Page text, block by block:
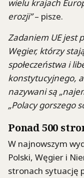
wielu krajach
erozji”– pisze.
Zadaniem UE jest
Węgier, którzy
społeczeństwa i
konstytucyjnego,
nazywani są
„Polacy gorszego
Ponad 500
W najnowszym
Polski, Węgier i
stronach sytuację